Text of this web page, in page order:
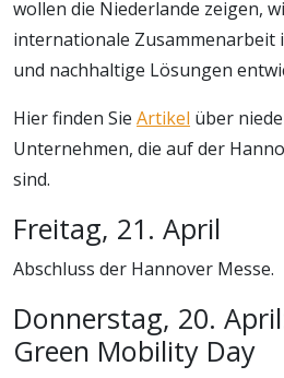
wollen die Niederlande zeigen,
internationale
und nachhaltige Lösungen
Hier finden Sie Artikel über
Unternehmen, die auf der
sind.
Freitag, 21. April
Abschluss der Hannover Messe.
Donnerstag, 20.
Green Mobility Day